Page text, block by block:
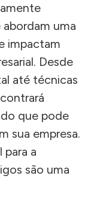
uma
impactam
Desde
até técnicas
que pode
sua empresa.
a
são uma